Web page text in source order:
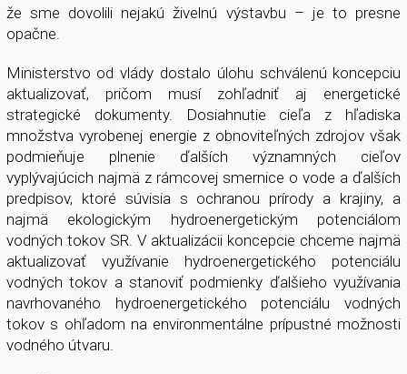
že sme dovolili nejakú živelnú výstavbu – je to presne
opačne.
Ministerstvo od vlády dostalo úlohu schválenú koncepciu
aktualizovať, pričom musí zohľadniť aj energetické
strategické dokumenty. Dosiahnutie cieľa z hľadiska
množstva vyrobenej energie z obnoviteľných zdrojov však
podmieňuje plnenie ďalších významných cieľov
vyplývajúcich najmä z rámcovej smernice o vode a ďalších
predpisov, ktoré súvisia s ochranou prírody a krajiny, a
najmä ekologickým hydroenergetickým potenciálom
vodných tokov SR. V aktualizácii koncepcie chceme najmä
aktualizovať využívanie hydroenergetického potenciálu
vodných tokov a stanoviť podmienky ďalšieho využívania
navrhovaného hydroenergetického potenciálu vodných
tokov s ohľadom na environmentálne prípustné možnosti
vodného útvaru.